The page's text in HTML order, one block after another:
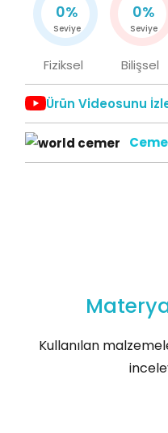
0%
Seviye
Fiziksel
0%
Seviye
Bilişsel
Ürün Videosunu
Kullanılan